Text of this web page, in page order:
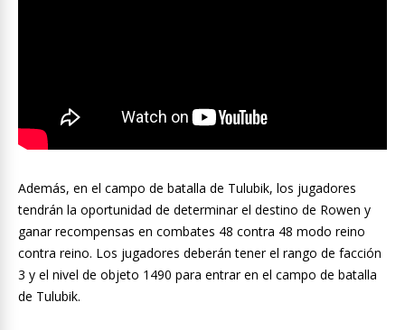
Además, en el campo de batalla de Tulubik, los jugadores
tendrán la oportunidad de determinar el destino de Rowen y
ganar recompensas en combates 48 contra 48 modo reino
contra reino. Los jugadores deberán tener el rango de facción
3 y el nivel de objeto 1490 para entrar en el campo de batalla
de Tulubik.